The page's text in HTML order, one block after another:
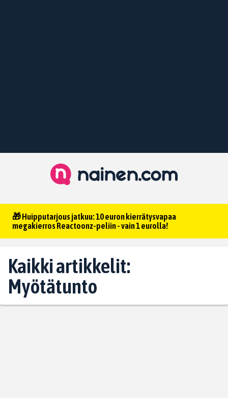
🎁 Huipputarjous jatkuu: 10 euron kierrätysvapaa
megakierros Reactoonz-peliin - vain 1 eurolla!
Kaikki artikkelit:
Myötätunto